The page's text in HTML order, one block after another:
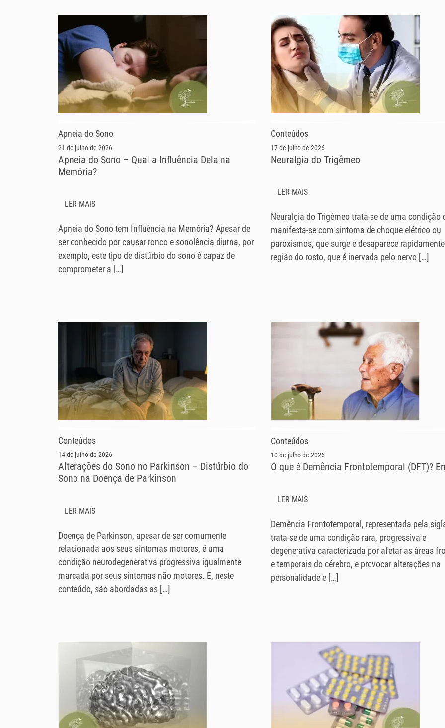
Apneia do Sono
21 de julho de 2026
Apneia do Sono – Qual a Influência Dela na
Memória?
LER MAIS
Apneia do Sono tem Influência na Memória? Apesar de
ser conhecido por causar ronco e sonolência diurna, por
exemplo, este tipo de distúrbio do sono é capaz de
comprometer a […]
Conteúdos
17 de julho de 2026
Neuralgia do Trigêmeo
LER MAIS
Neuralgia do Trigêmeo trata-se de uma condição
manifesta-se com sintoma de choque elétrico ou
paroxismos, que surge e desaparece
região do rosto, que é inervada pelo nervo […]
Conteúdos
14 de julho de 2026
Alterações do Sono no Parkinson – Distúrbio do
Sono na Doença de Parkinson
LER MAIS
Doença de Parkinson, apesar de ser comumente
relacionada aos seus sintomas motores, é uma
condição neurodegenerativa progressiva igualmente
marcada por seus sintomas não motores. E, neste
conteúdo, são abordadas as […]
Conteúdos
10 de julho de 2026
O que é Demência Frontotemporal (DFT)?
LER MAIS
Demência Frontotemporal, representada pela
trata-se de uma condição rara, progressiva e
degenerativa caracterizada por afetar as áreas
e temporais do cérebro, e provocar alterações na
personalidade e […]